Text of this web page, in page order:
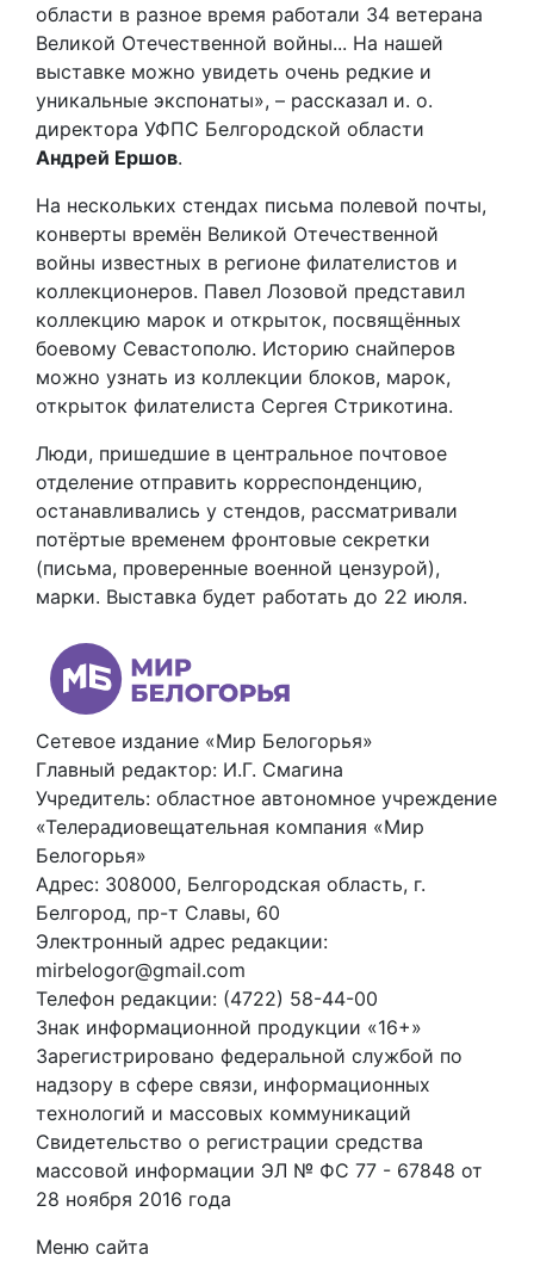
области в разное время работали 34 ветерана
Великой Отечественной войны... На нашей
выставке можно увидеть очень редкие и
уникальные экспонаты», – рассказал и. о.
директора УФПС Белгородской области
Андрей Ершов.
На нескольких стендах письма полевой почты,
конверты времён Великой Отечественной
войны известных в регионе филателистов и
коллекционеров. Павел Лозовой представил
коллекцию марок и открыток, посвящённых
боевому Севастополю. Историю снайперов
можно узнать из коллекции блоков, марок,
открыток филателиста Сергея Стрикотина.
Люди, пришедшие в центральное почтовое
отделение отправить корреспонденцию,
останавливались у стендов, рассматривали
потёртые временем фронтовые секретки
(письма, проверенные военной цензурой),
марки. Выставка будет работать до 22 июля.
Сетевое издание «Мир Белогорья»
Главный редактор: И.Г. Смагина
Учредитель: областное автономное учреждение
«Телерадиовещательная компания «Мир
Белогорья»
Адрес: 308000, Белгородская область, г.
Белгород, пр-т Славы, 60
Электронный адрес редакции:
mirbelogor@gmail.com
Телефон редакции: (4722) 58-44-00
Знак информационной продукции «16+»
Зарегистрировано федеральной службой по
надзору в сфере связи, информационных
технологий и массовых коммуникаций
Свидетельство о регистрации средства
массовой информации ЭЛ № ФС 77 - 67848 от
28 ноября 2016 года
Меню сайта